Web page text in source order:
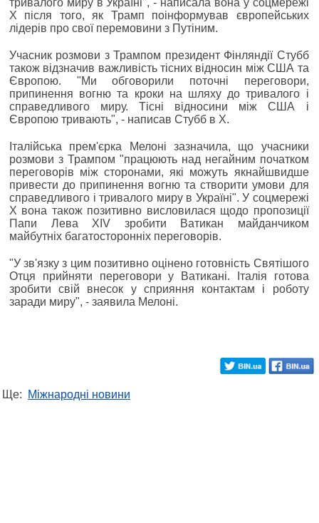
Х після того, як Трамп поінформував європейських
лідерів про свої перемовини з Путіним.
Учасник розмови з Трампом президент Фінляндії Стубб
також відзначив важливість тісних відносин між США та
Європою. "Ми обговорили поточні переговори,
припинення вогню та кроки на шляху до тривалого і
справедливого миру. Тісні відносини між США і
Європою тривають", - написав Стубб в Х.
Італійська прем'єрка Мелоні зазначила, що учасники
розмови з Трампом "працюють над негайним початком
переговорів між сторонами, які можуть якнайшвидше
привести до припинення вогню та створити умови для
справедливого і тривалого миру в Україні". У соцмережі
Х вона також позитивно висловилася щодо пропозиції
Папи Лева XIV зробити Ватикан майданчиком
майбутніх багатосторонніх переговорів.
"У зв'язку з цим позитивно оцінено готовність Святішого
Отця прийняти переговори у Ватикані. Італія готова
зробити свій внесок у сприяння контактам і роботу
заради миру", - заявила Мелоні.
Ще: Міжнародні новини